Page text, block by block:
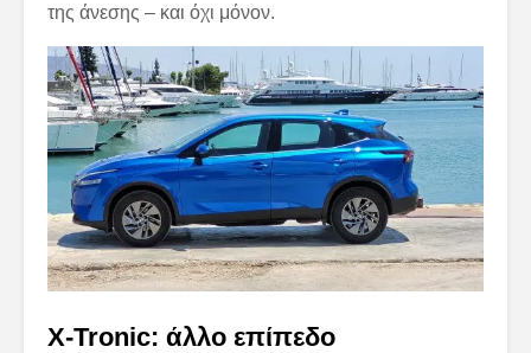
της άνεσης – και όχι μόνον.
X-Tronic: άλλο επίπεδο